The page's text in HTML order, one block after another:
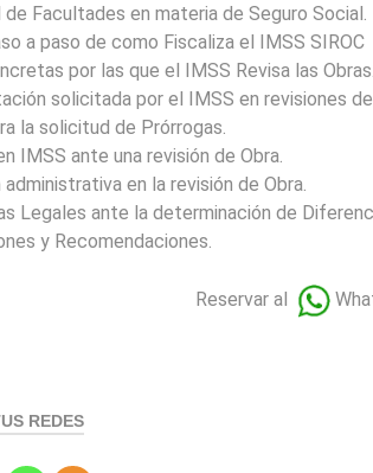
de Facultades en materia de Seguro Social.
a paso de como Fiscaliza el IMSS SIROC
por las que el IMSS Revisa las Obras.
solicitada por el IMSS en revisiones de
la solicitud de Prórrogas.
IMSS ante una revisión de Obra.
en la revisión de Obra.
Legales ante la determinación de
y Recomendaciones.
Reservar al
REDES